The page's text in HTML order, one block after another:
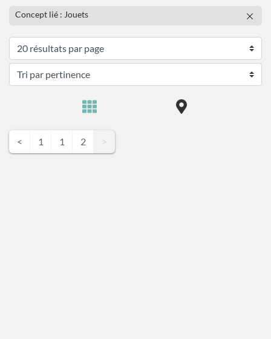
Concept lié : Jouets
< 1 1 2 >